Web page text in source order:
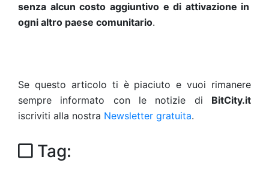
senza alcun costo aggiuntivo e di attivazione in
ogni altro paese comunitario.
Se questo articolo ti è piaciuto e vuoi rimanere
sempre informato con le notizie di BitCity.it
iscriviti alla nostra Newsletter gratuita.
Tag: